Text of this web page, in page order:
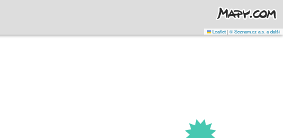
Leaflet|© Seznam.cz a.s. a další